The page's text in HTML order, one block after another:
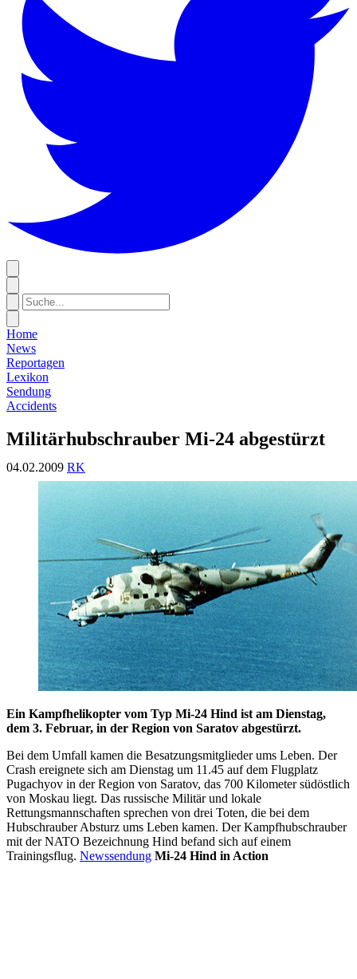
Home
News
Reportagen
Lexikon
Sendung
Accidents
Militärhubschrauber Mi-24 abgestürzt
04.02.2009 RK
Ein Kampfhelikopter vom Typ Mi-24 Hind ist am Dienstag,
dem 3. Februar, in der Region von Saratov abgestürzt.
Bei dem Umfall kamen die Besatzungsmitglieder ums Leben. Der
Crash ereignete sich am Dienstag um 11.45 auf dem Flugplatz
Pugachyov in der Region von Saratov, das 700 Kilometer südöstlich
von Moskau liegt. Das russische Militär und lokale
Rettungsmannschaften sprechen von drei Toten, die bei dem
Hubschrauber Absturz ums Leben kamen. Der Kampfhubschrauber
mit der NATO Bezeichnung Hind befand sich auf einem
Trainingsflug. Newssendung Mi-24 Hind in Action